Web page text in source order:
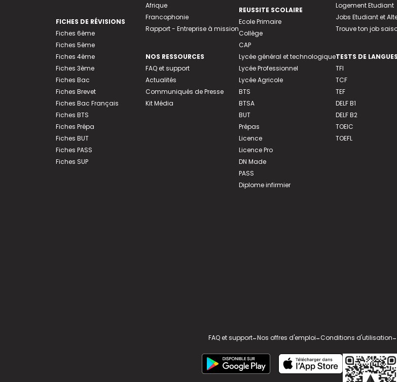
FICHES DE RÉVISIONS
Fiches 6ème
Fiches 5ème
Fiches 4ème
Fiches 3ème
Fiches Bac
Fiches Brevet
Fiches Bac Français
Fiches BTS
Fiches Prépa
Fiches BUT
Fiches PASS
Fiches SUP
Afrique
Francophonie
Rapport - Entreprise à mission
NOS RESSOURCES
FAQ et support
Actualités
Communiqués de Presse
Kit Média
REUSSITE SCOLAIRE
Ecole Primaire
Collège
CAP
Lycée général et technologique
Lycée Professionnel
Lycée Agricole
BTS
BTSA
BUT
Prépas
Licence
Licence Pro
DN Made
PASS
Diplome infirmier
Logement Etudiant
Jobs Etudiant et
Trouve ton job
TESTS DE LANGUES
TFI
TCF
TEF
DELF B1
DELF B2
TOEIC
TOEFL
FAQ et support-Nos offres d'emploi-Conditions d'utilisation-